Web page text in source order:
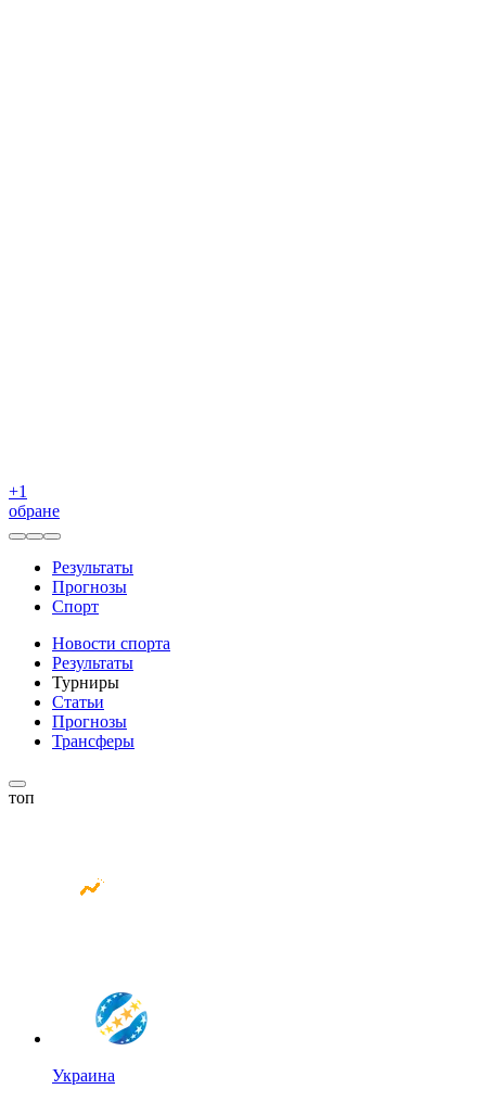
+1
обране
Результаты
Прогнозы
Спорт
Новости спорта
Результаты
Турниры
Статьи
Прогнозы
Трансферы
топ
Украина